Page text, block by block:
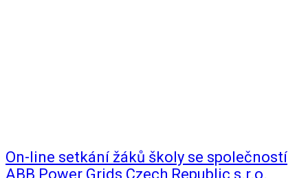
On-line setkání žáků školy se společností
ABB Power Grids Czech Republic s.r.o.